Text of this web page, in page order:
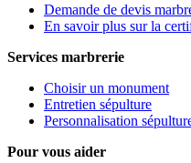
Demande de devis
En savoir plus sur la
Services marbrerie
Choisir un monument
Entretien sépulture
Personnalisation
Pour vous aider